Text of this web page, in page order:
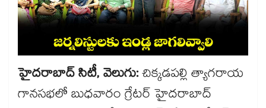
హైదరాబాద్ సిటీ, వెలుగు:చిక్కడపల్లి త్యాగరాయ
గానసభలో బుధవారం గ్రేటర్ హైదరాబాద్